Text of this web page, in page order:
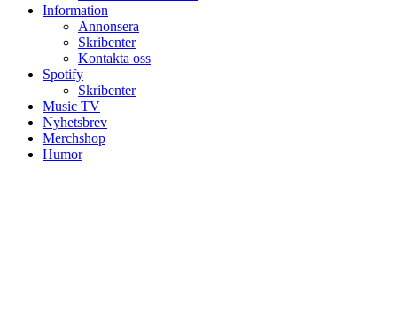
Information
Annonsera
Skribenter
Kontakta oss
Spotify
Skribenter
Music TV
Nyhetsbrev
Merchshop
Humor